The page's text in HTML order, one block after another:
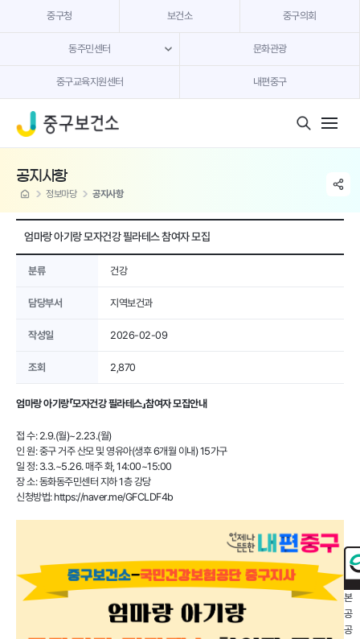
중구청 보건소 중구의회
동주민센터 문화관광
중구교육지원센터 내편중구
공지사항
home 정보마당 공지사항
share
엄마랑 아기랑 모자건강 필라테스 참여자 모집
분류 건강
담당부서 지역보건과
작성일 2026-02-09
조회 2,870
엄마랑 아기랑「모자건강 필라테스」참여자 모집안내
접 수: 2.9.(월)~2.23.(월)
인 원: 중구 거주 산모 및 영유아(생후 6개월 이내) 15가구
일 정: 3.3.~5.26. 매주 화, 14:00~15:00
장 소: 동화동주민센터 지하 1층 강당
신청방법: https://naver.me/GFCLDF4b
본
공
공